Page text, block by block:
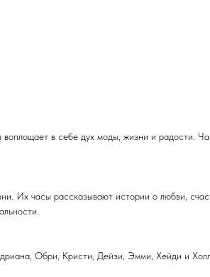
в себе дух моды, жизни и радости.
Их часы рассказывают истории о любви,
Обри, Кристи, Дейзи, Эмми, Хейди и